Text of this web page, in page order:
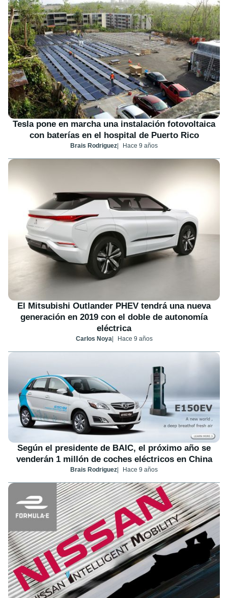
Tesla pone en marcha una instalación fotovoltaica
con baterías en el hospital de Puerto Rico
Brais Rodriguez Hace 9 años
El Mitsubishi Outlander PHEV tendrá una nueva
generación en 2019 con el doble de autonomía
eléctrica
Carlos Noya Hace 9 años
Según el presidente de BAIC, el próximo año se
venderán 1 millón de coches eléctricos en China
Brais Rodriguez Hace 9 años